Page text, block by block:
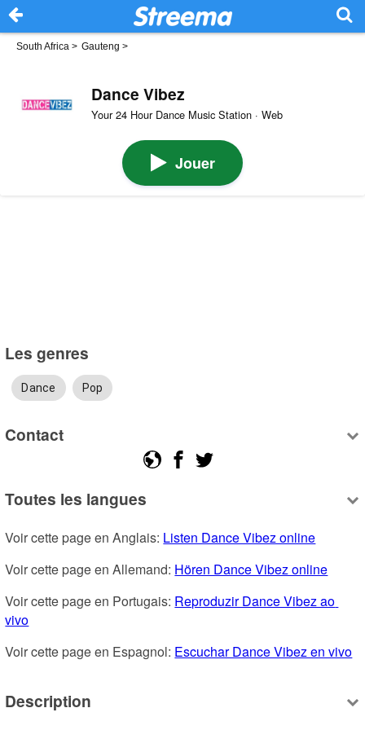
South Africa > Gauteng >
Dance Vibez
Your 24 Hour Dance Music Station · Web
Jouer
Les genres
Dance Pop
Contact
Toutes les langues
Voir cette page en Anglais: Listen Dance Vibez online
Voir cette page en Allemand: Hören Dance Vibez online
Voir cette page en Portugais: Reproduzir Dance Vibez ao
vivo
Voir cette page en Espagnol: Escuchar Dance Vibez en vivo
Description